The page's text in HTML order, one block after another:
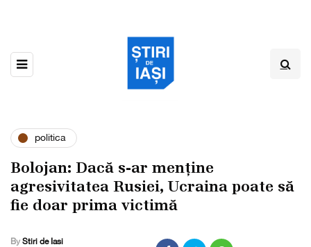
politica
Bolojan: Dacă s-ar menține
agresivitatea Rusiei, Ucraina poate să
fie doar prima victimă
By Stiri de Iasi